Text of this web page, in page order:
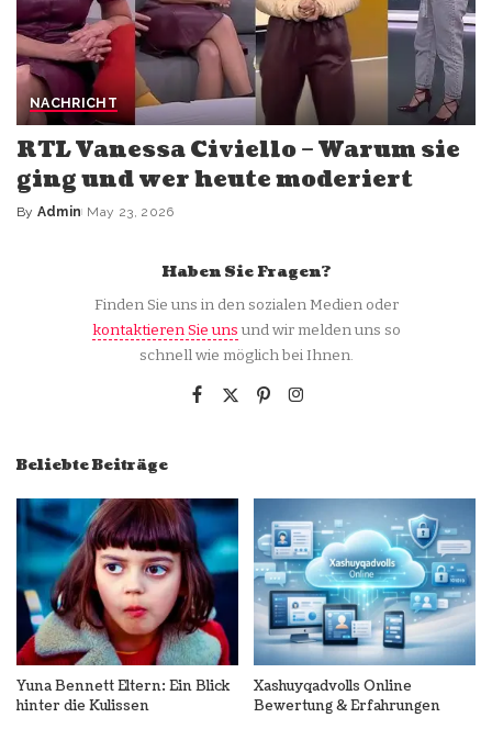
NACHRICHT
RTL Vanessa Civiello – Warum sie
ging und wer heute moderiert
Posted
By Admin May 23, 2026
Haben Sie Fragen?
Finden Sie uns in den sozialen Medien oder
kontaktieren Sie uns und wir melden uns so
schnell wie möglich bei Ihnen.
Beliebte Beiträge
Yuna Bennett Eltern: Ein Blick
hinter die Kulissen
Xashuyqadvolls Online
Bewertung & Erfahrungen